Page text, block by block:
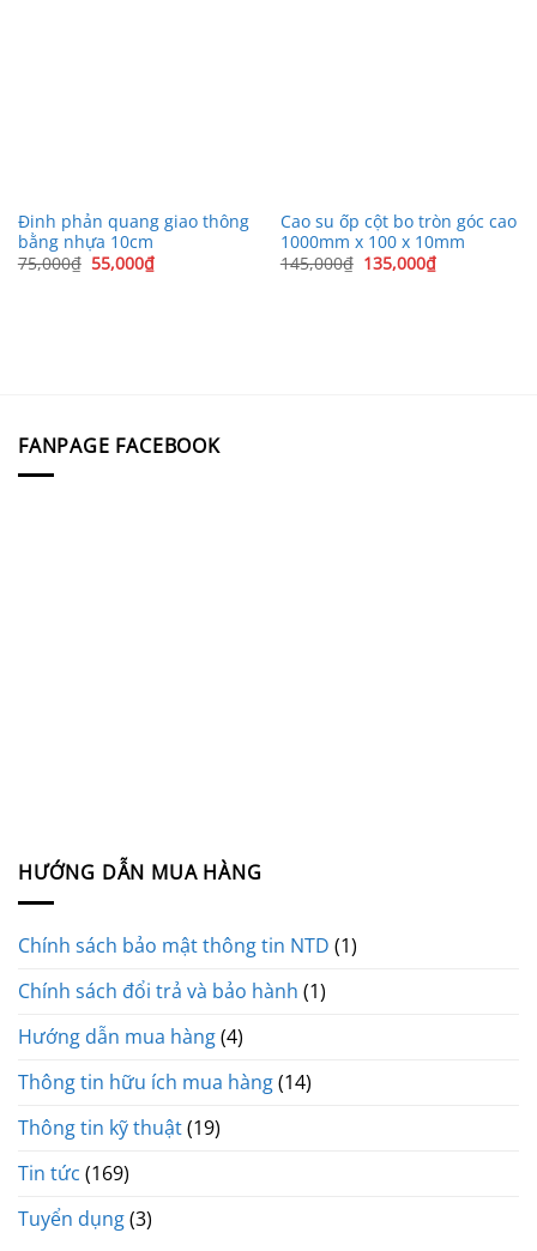
Đinh phản quang giao thông
bằng nhựa 10cm
75,000₫ Giá
gốc
55,000₫Giá
hiện
Cao su ốp cột bo tròn góc cao
1000mm x 100 x 10mm
145,000₫ Giá
gốc
135,000₫Giá
hiện
FANPAGE FACEBOOK
HƯỚNG DẪN MUA HÀNG
Chính sách bảo mật thông tin NTD (1)
Chính sách đổi trả và bảo hành (1)
Hướng dẫn mua hàng(4)
Thông tin hữu ích mua hàng(14)
Thông tin kỹ thuật(19)
Tin tức (169)
Tuyển dụng(3)